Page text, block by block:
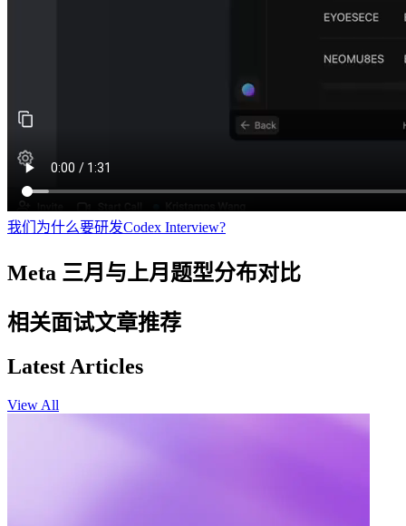
我们为什么要研发Codex Interview?
Meta 三月与上月题型分布对比
相关面试文章推荐
Latest Articles
View All